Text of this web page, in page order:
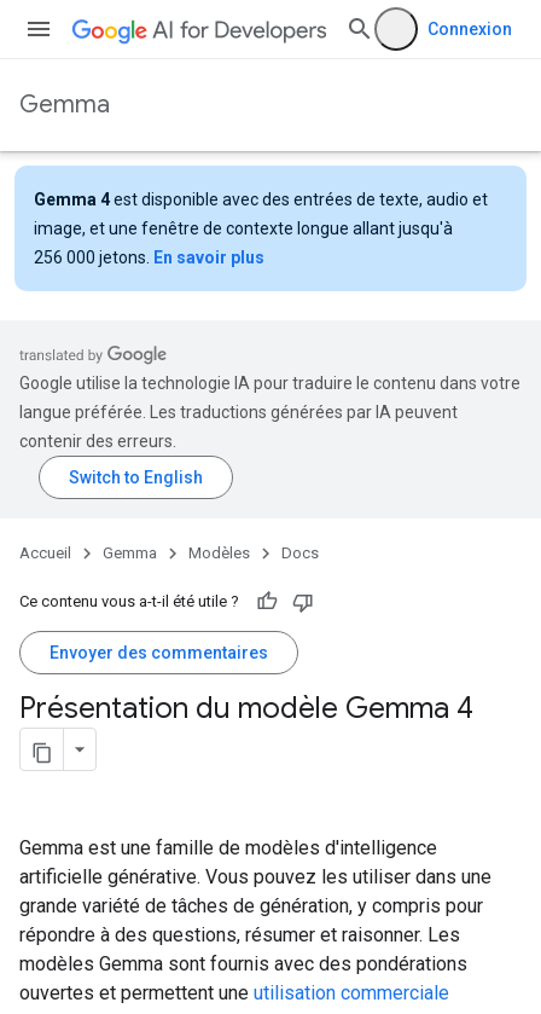
Connexion
Gemma
Gemma 4est disponible avec des entrées de texte, audio et
image, et une fenêtre de contexte longue allant jusqu'à
256 000 jetons.
En savoir plus
Google utilise la technologie IA pour traduire le contenu dans votre
langue préférée. Les traductions générées par IA peuvent
contenir des erreurs.
Accueil Gemma Modèles Docs
Ce contenu vous a-t-il été utile ?
Envoyer des commentaires
Présentation du modèle Gemma 4
Gemma est une famille de modèles d'intelligence
artificielle générative. Vous pouvez les utiliser dans une
grande variété de tâches de génération, y compris pour
répondre à des questions, résumer et raisonner. Les
modèles Gemma sont fournis avec des pondérations
ouvertes et permettent une utilisation commerciale